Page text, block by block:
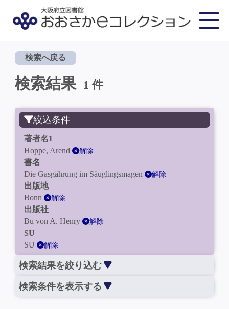
検索へ戻る
検索結果 1 件
絞込条件
著者名1
Hoppe, Arend
解除
書名
Die Gasgährung im Säuglingsmagen
解除
出版地
Bonn
解除
出版社
Bu von A. Henry
解除
SU
SU
解除
検索結果を絞り込む
検索条件を表示する